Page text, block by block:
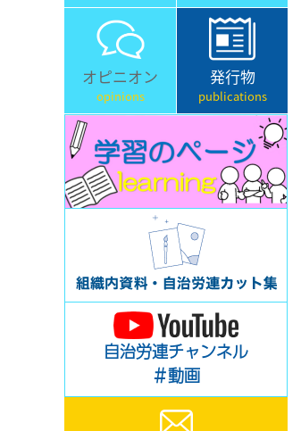
オピニオン
opinions
発行物
publications
自治労連チャンネル
＃動画